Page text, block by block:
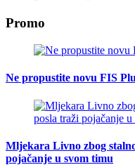
Promo
Ne propustite novu FIS
Mljekara Livno zbog
pojačanje u svom timu